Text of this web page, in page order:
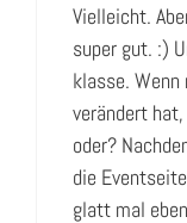
Vielleicht.
super gut. :)
klasse.
verändert
oder?
die
glatt mal